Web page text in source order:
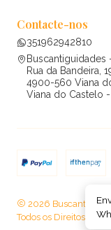
Contacte-nos
351962942810
Rua da Bandeira,
4900-560 Viana
Viana do Castelo -
2026
Todos os Direitos